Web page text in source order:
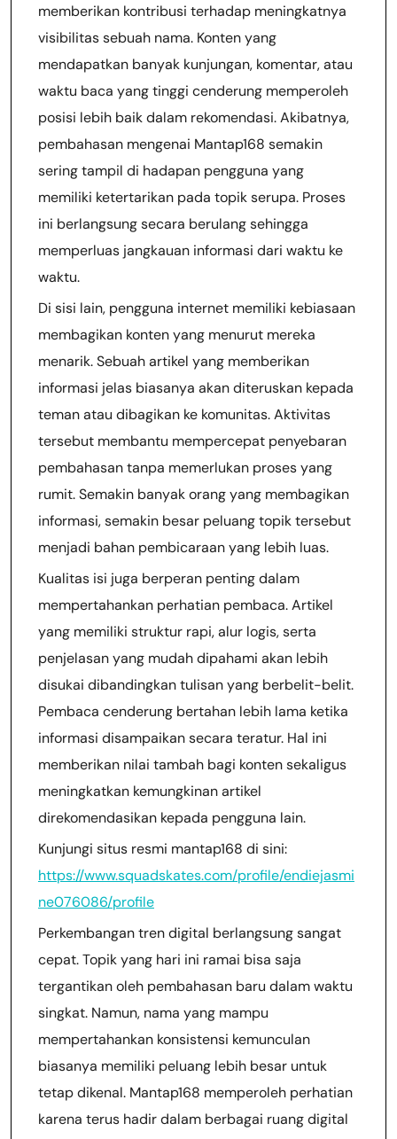
memberikan kontribusi terhadap meningkatnya
visibilitas sebuah nama. Konten yang
mendapatkan banyak kunjungan, komentar, atau
waktu baca yang tinggi cenderung memperoleh
posisi lebih baik dalam rekomendasi. Akibatnya,
pembahasan mengenai Mantap168 semakin
sering tampil di hadapan pengguna yang
memiliki ketertarikan pada topik serupa. Proses
ini berlangsung secara berulang sehingga
memperluas jangkauan informasi dari waktu ke
waktu.
Di sisi lain, pengguna internet memiliki kebiasaan
membagikan konten yang menurut mereka
menarik. Sebuah artikel yang memberikan
informasi jelas biasanya akan diteruskan kepada
teman atau dibagikan ke komunitas. Aktivitas
tersebut membantu mempercepat penyebaran
pembahasan tanpa memerlukan proses yang
rumit. Semakin banyak orang yang membagikan
informasi, semakin besar peluang topik tersebut
menjadi bahan pembicaraan yang lebih luas.
Kualitas isi juga berperan penting dalam
mempertahankan perhatian pembaca. Artikel
yang memiliki struktur rapi, alur logis, serta
penjelasan yang mudah dipahami akan lebih
disukai dibandingkan tulisan yang berbelit-belit.
Pembaca cenderung bertahan lebih lama ketika
informasi disampaikan secara teratur. Hal ini
memberikan nilai tambah bagi konten sekaligus
meningkatkan kemungkinan artikel
direkomendasikan kepada pengguna lain.
Kunjungi situs resmi mantap168 di sini:
https://www.squadskates.com/profile/endiejasmi
ne076086/profile
Perkembangan tren digital berlangsung sangat
cepat. Topik yang hari ini ramai bisa saja
tergantikan oleh pembahasan baru dalam waktu
singkat. Namun, nama yang mampu
mempertahankan konsistensi kemunculan
biasanya memiliki peluang lebih besar untuk
tetap dikenal. Mantap168 memperoleh perhatian
karena terus hadir dalam berbagai ruang digital